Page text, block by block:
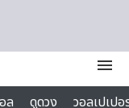
menu
ล ดูดวง
วอลเปเป